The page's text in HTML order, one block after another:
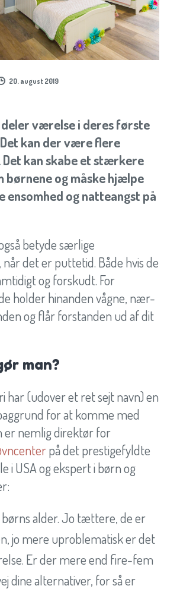
20. august 2019
deler værelse i deres første
kan der være flere
kan skabe et stærkere
børnene og måske hjælpe
ensomhed og natteangst på
betyde særlige
det er puttetid. Både hvis de
og forskudt. For
holder hinanden vågne, nær-
og flår forstanden ud af dit
man?
har (udover et ret sejt navn) en
for at komme med
er nemlig direktør for
på det prestigefyldte
i USA og ekspert i børn og
børns alder. Jo tættere, de er
jo mere uproblematisk er det
Er der mere end fire-fem
dine alternativer, for så er